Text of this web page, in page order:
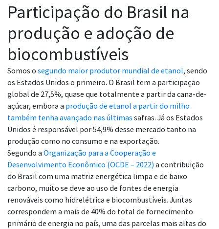
Participação do Brasil na
produção e adoção de
biocombustíveis
Somos o segundo maior produtor mundial de etanol, sendo
os Estados Unidos o primeiro. O Brasil tem a participação
global de 27,5%, quase que totalmente a partir da cana-de-
açúcar, embora a produção de etanol a partir do milho
também tenha avançado nas últimas safras. Já os Estados
Unidos é responsável por 54,9% desse mercado tanto na
produção como no consumo e na exportação.
Segundo a Organização para a Cooperação e
Desenvolvimento Econômico (OCDE – 2022) a contribuição
do Brasil com uma matriz energética limpa e de baixo
carbono, muito se deve ao uso de fontes de energia
renováveis como hidrelétrica e biocombustíveis. Juntas
correspondem a mais de 40% do total de fornecimento
primário de energia no país, uma das parcelas mais altas do